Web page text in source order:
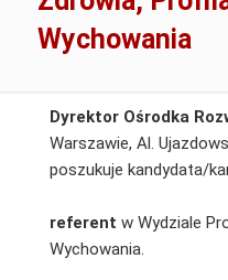
Wychowania
Dyrektor Ośrodka
Warszawie, Al.
poszukuje kandydata/
referent w Wydziale
Wychowania.